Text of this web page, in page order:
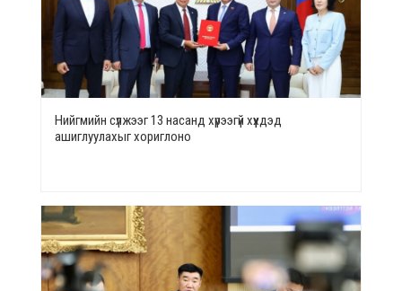
Нийгмийн сүлжээг 13 насанд хүрээгүй хүүхдэд
ашиглуулахыг хориглоно